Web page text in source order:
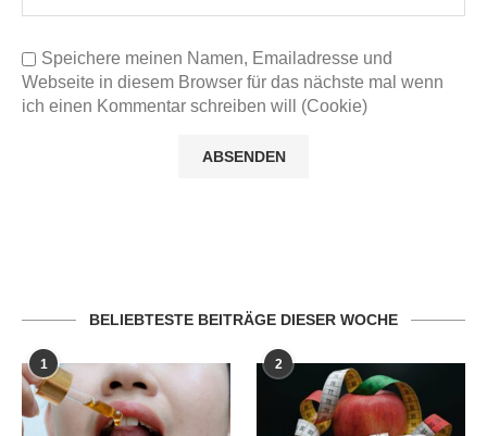
Speichere meinen Namen, Emailadresse und
Webseite in diesem Browser für das nächste mal wenn
ich einen Kommentar schreiben will (Cookie)
BELIEBTESTE BEITRÄGE DIESER WOCHE
1 2